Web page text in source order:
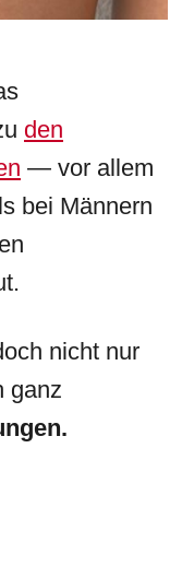
den
— vor allem
bei Männern
nicht nur
ganz